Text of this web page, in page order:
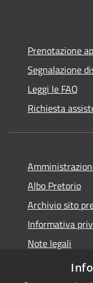
Prenotazione
Segnalazione
Leggi le FAQ
Richiesta
Albo Pretorio
Archivio sito
Informativa
Note legali
Dichiarazione